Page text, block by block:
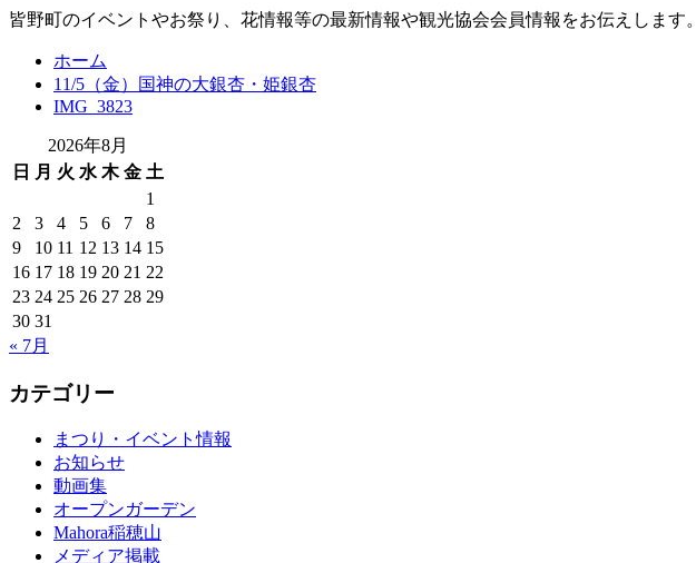
皆野町のイベントやお祭り、花情報等の最新情報や観光協会会員情報をお伝えします。
ホーム
11/5（金）国神の大銀杏・姫銀杏
IMG_3823
2026年8月
日
月 火 水 木 金 土
1
2
3 4 5 6 7
8
9
10 11 12 13 14 15
16 17 18 19 20 21 22
23 24 25 26 27 28 29
30 31
« 7月
カテゴリー
まつり・イベント情報
お知らせ
動画集
オープンガーデン
Mahora稲穂山
メディア掲載